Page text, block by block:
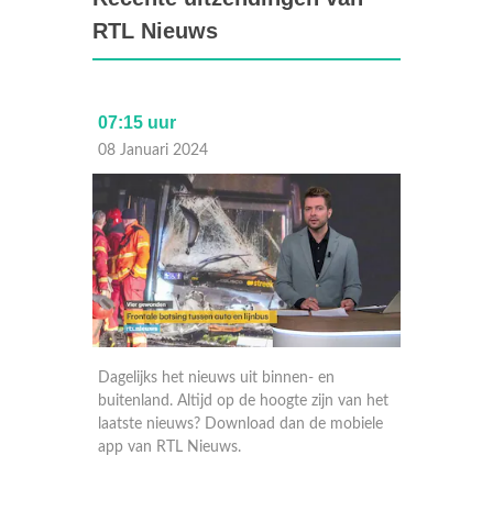
RTL Nieuws
07:15 uur
08 Januari 2024
Dagelijks het nieuws uit binnen- en
buitenland. Altijd op de hoogte zijn van het
laatste nieuws? Download dan de mobiele
app van RTL Nieuws.